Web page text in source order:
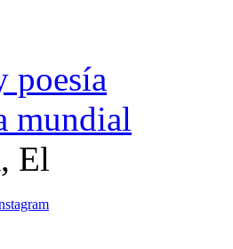
poesía
mundial
El